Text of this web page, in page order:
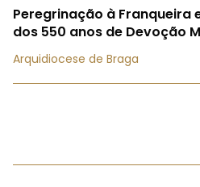
Peregrinação à Franqueira
dos 550 anos de Devoção
Arquidiocese de Braga